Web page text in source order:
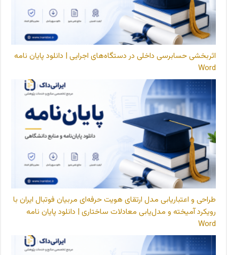
اثربخشی حسابرسی داخلی در دستگاه‌های اجرایی | دانلود پایان نامه
Word
طراحی و اعتباریابی مدل ارتقای هویت حرفه‌ای مربیان فوتبال ایران با
رویکرد آمیخته و مدل‌یابی معادلات ساختاری | دانلود پایان نامه
Word